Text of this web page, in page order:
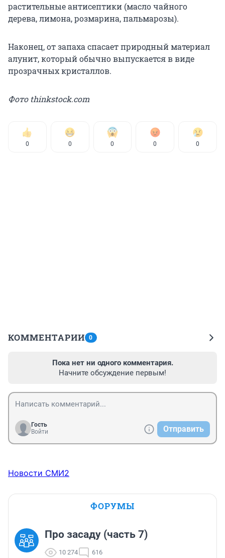
растительные антисептики (масло чайного
дерева, лимона, розмарина, пальмарозы).
Наконец, от запаха спасает природный материал
алунит, который обычно выпускается в виде
прозрачных кристаллов.
Фото thinkstock.com
0 0 0 0 0
КОММЕНТАРИИ 0
Пока нет ни одного комментария.
Начните обсуждение первым!
Гость
Войти
Отправить
Новости СМИ2
ФОРУМЫ
Про засаду (часть 7)
10 274 616